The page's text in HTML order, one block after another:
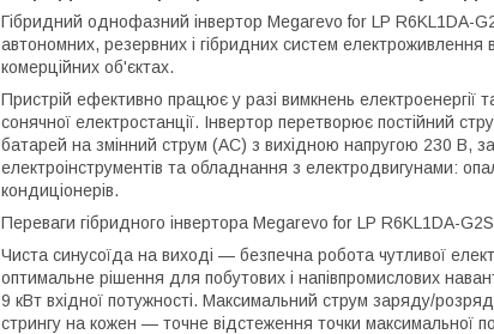
Гібридний однофазний інвертор Megarevo for LP R6KL1DA-
автономних, резервних і гібридних систем електроживлення
комерційних об'єктах.
Пристрій ефективно працює у разі вимкнень
сонячної електростанції. Інвертор перетворює постійний
батарей на змінний струм (AC) з вихідною напругою 230 В,
електроінструментів та обладнання з електродвигунами:
кондиціонерів.
Переваги гібридного інвертора Megarevo for LP R6KL1DA-G2S
Чиста синусоїда на виході — безпечна робота чутливої
оптимальне рішення для побутових і напівпромислових
9 кВт вхідної потужності. Максимальний струм заряду/
стрингу на кожен — точне відстеження точки максимальної